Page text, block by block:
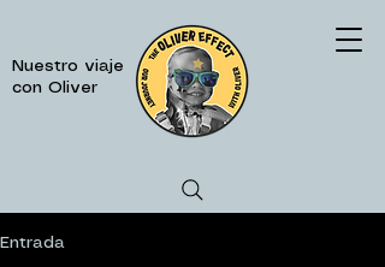
Nuestro viaje
con Oliver
Entrada